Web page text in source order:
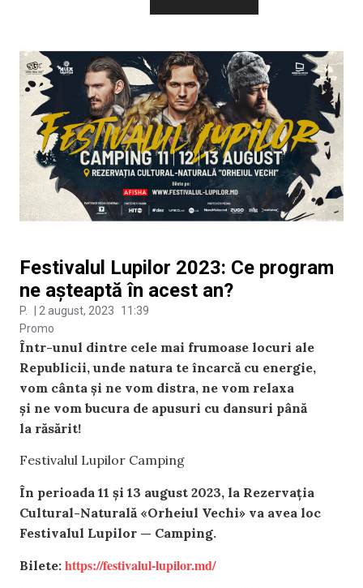
Festivalul Lupilor 2023: Ce program
ne așteaptă în acest an?
P. 2 august, 2023
11:39
Promo
Într-unul dintre cele mai frumoase locuri ale
Republicii, unde natura te încarcă cu energie,
vom cânta și ne vom distra, ne vom relaxa
și ne vom bucura de apusuri cu dansuri până
la răsărit!
Festivalul Lupilor Camping
În perioada 11 și 13 august 2023, la Rezervația
Cultural-Naturală «Orheiul Vechi» va avea loc
Festivalul Lupilor — Camping.
Bilete: https://festivalul-lupilor.md/